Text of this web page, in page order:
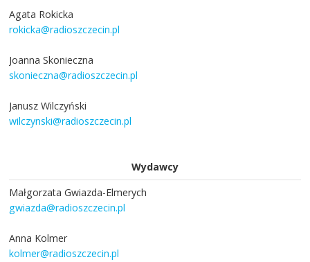
Agata Rokicka
rokicka@radioszczecin.pl
Joanna Skonieczna
skonieczna@radioszczecin.pl
Janusz Wilczyński
wilczynski@radioszczecin.pl
Wydawcy
Małgorzata Gwiazda-Elmerych
gwiazda@radioszczecin.pl
Anna Kolmer
kolmer@radioszczecin.pl